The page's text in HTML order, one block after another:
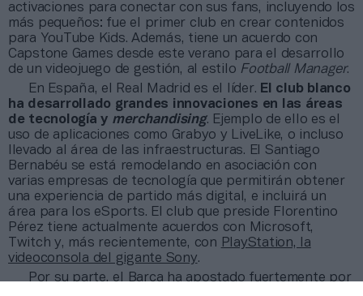
activaciones para conectar con sus fans, incluyendo los
más pequeños: fue el primer club en crear contenidos
para YouTube Kids. Además, tiene un acuerdo con
Capstone Games desde este verano para el desarrollo
de un videojuego de gestión, al estilo Football Manager.
En España, el Real Madrid es el líder. El club blanco
ha desarrollado grandes innovaciones en las áreas
de tecnología y merchandising. Ejemplo de ello es el
uso de aplicaciones como Grabyo y LiveLike, o incluso
llevado al área de las infraestructuras. El Santiago
Bernabéu se está remodelando en asociación con
varias empresas de tecnología que permitirán obtener
una experiencia de partido más digital, e incluirá un
área para los eSports. El club que preside Florentino
Pérez tiene actualmente acuerdos con Microsoft,
Twitch y, más recientemente, con PlayStation, la
videoconsola del gigante Sony.
Por su parte, el Barça ha apostado fuertemente por